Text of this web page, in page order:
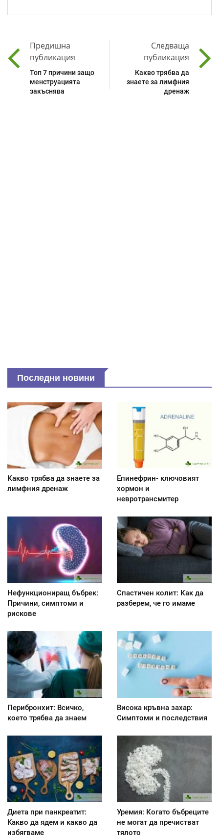
Предишна
публикация
Топ 7 причини защо
менструацията
закъснява
Следваща
публикация
Какво трябва да
знаете за лимфния
дренаж
Последни новини
Какво трябва да знаете за
лимфния дренаж
Епинефрин- ключовият
хормон и
невротрансмитер
Нефункциониращ бъбрек:
Причини, симптоми и
рискове
Спастичен колит: Как да
разберем, че го имаме
Перибронхит: Всичко,
което трябва да знаем
Висока кръвна захар:
Симптоми и последствия
Диета при панкреатит:
Kакво да ядем и какво да
избягваме
Уремия: Когато бъбреците
не могат да пречистват
тялото